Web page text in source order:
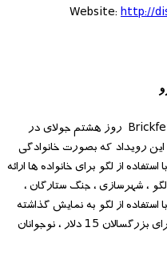
Website:http://
یک فستیوال با عنوان Brickfete Toronto 2017 روز هشتم جولای در
رویداد که بصورت خانوادگی
از لگو برای خانواده ها ارائه
، شهرسازی ، جنگ ستارگان ،
استفاده از لگو به نمایش گذاشته
خواهدشد. هزینه شرکت در این رویداد برای بزرگسالان 15 دلار ، نوجوانان